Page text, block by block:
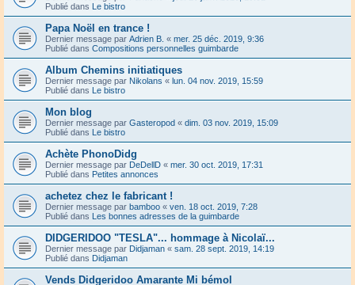
Publié dans Le bistro
Papa Noël en trance !
Dernier message par Adrien B. « mer. 25 déc. 2019, 9:36
Publié dans Compositions personnelles guimbarde
Album Chemins initiatiques
Dernier message par Nikolans « lun. 04 nov. 2019, 15:59
Publié dans Le bistro
Mon blog
Dernier message par Gasteropod « dim. 03 nov. 2019, 15:09
Publié dans Le bistro
Achète PhonoDidg
Dernier message par DeDellD « mer. 30 oct. 2019, 17:31
Publié dans Petites annonces
achetez chez le fabricant !
Dernier message par bamboo « ven. 18 oct. 2019, 7:28
Publié dans Les bonnes adresses de la guimbarde
DIDGERIDOO "TESLA"... hommage à Nicolaï...
Dernier message par Didjaman « sam. 28 sept. 2019, 14:19
Publié dans Didjaman
Vends Didgeridoo Amarante Mi bémol